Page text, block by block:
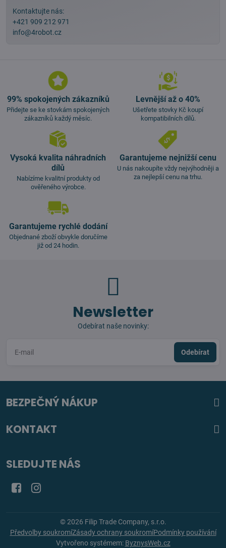
Kontaktujte nás:
+421 909 212 971
info@4robot.cz
99% spokojených zákazníků
Přidejte se ke stovkám spokojených
zákazníků každý měsíc.
Levnější až o 40%
Ušetřete stovky Kč koupí
kompatibilních dílů.
Vysoká kvalita náhradních
dílů
Nabízíme kvalitní produkty od
ověřeného výrobce.
Garantujeme nejnižší cenu
U nás nakoupíte vždy nejvýhodněji a
za nejlepší cenu na trhu.
Garantujeme rychlé dodání
Objednané zboží obvykle doručíme
již od 24 hodin.
Newsletter
Odebírat naše novinky:
Odebírat
BEZPEČNÝ NÁKUP
KONTAKT
SLEDUJTE NÁS
FacebookInstagram
©2026 Filip Trade Company, s.r.o.
Předvolby soukromíZásady ochrany soukromíPodmínky používání
Vytvořeno systémem: ByznysWeb.cz